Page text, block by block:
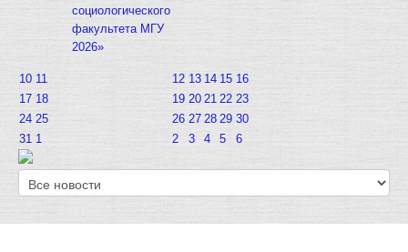
социологического
факультета МГУ
2026»
10 11 12 13 14 15 16
17 18 19 20 21 22 23
24 25 26 27 28 29 30
31 1 2 3 4 5 6